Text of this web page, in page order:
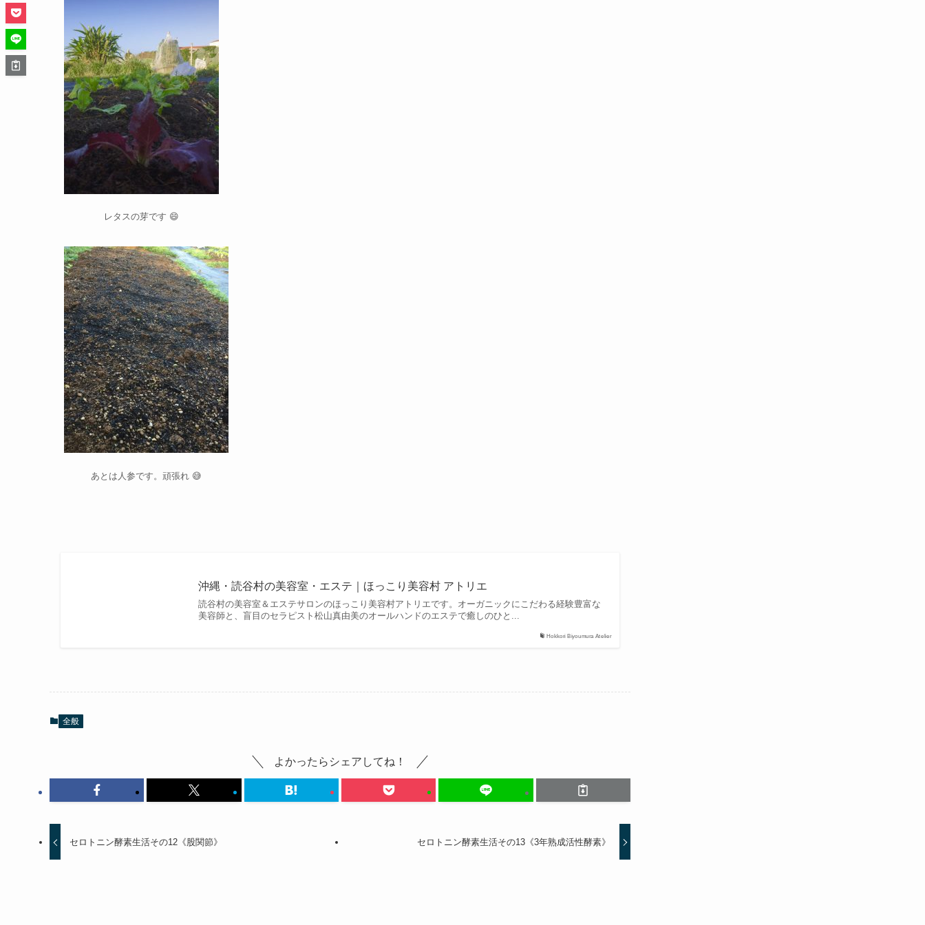
レタスの芽です 😄
あとは人参です。頑張れ 😅
Hokkori Biyoumura Atelier
沖縄・読谷村の美容室・エステ｜ほっこり美容村 アトリエ
読谷村の美容室＆エステサロンのほっこり美容村アトリエです。オーガニックにこだわる経験豊富な
美容師と、盲目のセラピスト松山真由美のオールハンドのエステで癒しのひと...
全般
よかったらシェアしてね！
セロトニン酵素生活その12《股関節》 セロトニン酵素生活その13《3年熟成活性酵素》